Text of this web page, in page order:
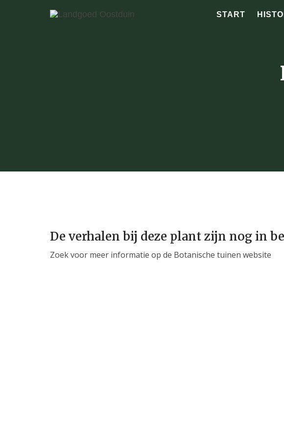
START
De verhalen bij deze plant zijn nog in
Zoek voor meer informatie op de Botanische tuinen website